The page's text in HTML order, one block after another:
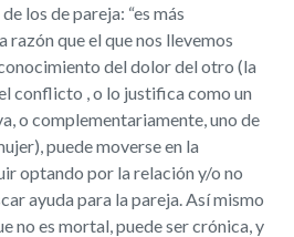
los de pareja: ​“es más
que el que nos llevemos
del dolor del otro (la
conflicto , o lo justifica como un
o complementariamente, uno de
puede moverse en la
optando por la relación y/o no
ayuda para la pareja. Así mismo
no es mortal, puede ser crónica, y